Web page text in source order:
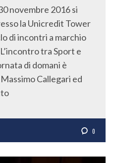
la Unicredit Tower
di incontri a marchio
tra Sport e
di domani è
Callegari ed